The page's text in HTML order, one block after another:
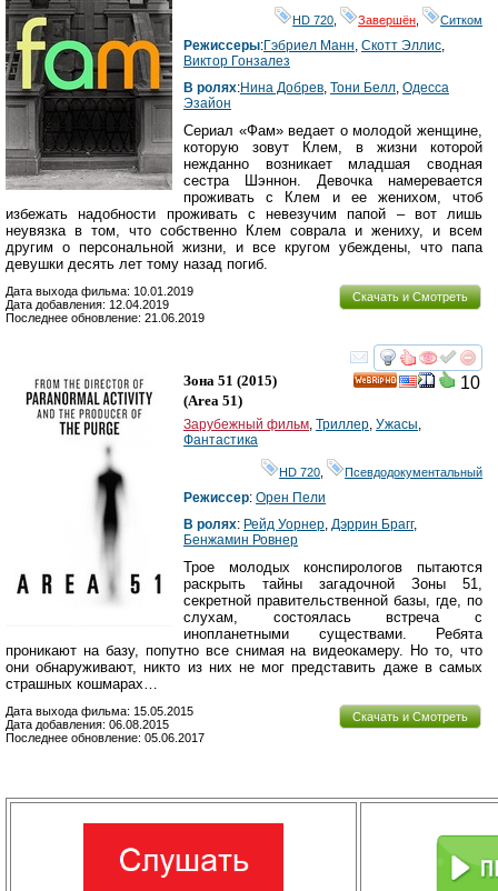
HD 720 Завершён Ситком
Режиссеры:Гэбриел Манн, Скотт Эллис,
Виктор Гонзалез
В ролях:Нина Добрев, Тони Белл, Одесса
Эзайон
Сериал «Фам» ведает о молодой женщине,
которую зовут Клем, в жизни которой
нежданно возникает младшая сводная
сестра Шэннон. Девочка намеревается
проживать с Клем и ее женихом, чтоб
избежать надобности проживать с невезучим папой – вот лишь
неувязка в том, что собственно Клем соврала и жениху, и всем
другим о персональной жизни, и все кругом убеждены, что папа
девушки десять лет тому назад погиб.
Скачать и Смотреть
Дата выхода фильма: 10.01.2019
Дата добавления: 12.04.2019
Последнее обновление: 21.06.2019
смотреть
10
Зона 51 (2015)
(Area 51)
Зарубежный фильм Триллер Ужасы
Фантастика
HD 720 Псевдодокументальный
Режиссер: Орен Пели
В ролях: Рейд Уорнер Дэррин Брагг,
Бенжамин Ровнер
Трое молодых конспирологов пытаются
раскрыть тайны загадочной Зоны 51,
секретной правительственной базы, где, по
слухам, состоялась встреча с
инопланетными существами. Ребята
проникают на базу, попутно все снимая на видеокамеру. Но то, что
они обнаруживают, никто из них не мог представить даже в самых
страшных кошмарах…
Скачать и Смотреть
Дата выхода фильма: 15.05.2015
Дата добавления: 06.08.2015
Последнее обновление: 05.06.2017